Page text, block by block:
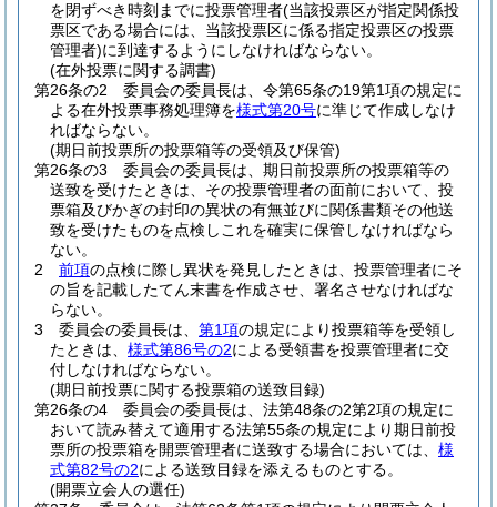
を閉ずべき時刻までに投票管理者(当該投票区が指定関係投
票区である場合には、当該投票区に係る指定投票区の投票
管理者)に到達するようにしなければならない。
(在外投票に関する調書)
第26条の2
委員会の委員長は、令第65条の19第1項の規定に
よる在外投票事務処理簿を様式第20号に準じて作成しなけ
ればならない。
(期日前投票所の投票箱等の受領及び保管)
第26条の3
委員会の委員長は、期日前投票所の投票箱等の
送致を受けたときは、その投票管理者の面前において、投
票箱及びかぎの封印の異状の有無並びに関係書類その他送
致を受けたものを点検しこれを確実に保管しなければなら
ない。
2
前項の点検に際し異状を発見したときは、投票管理者にそ
の旨を記載したてん末書を作成させ、署名させなければな
らない。
3
委員会の委員長は、 第1項の規定により投票箱等を受領し
たときは、 様式第86号の2による受領書を投票管理者に交
付しなければならない。
(期日前投票に関する投票箱の送致目録)
第26条の4
委員会の委員長は、法第48条の2第2項の規定に
おいて読み替えて適用する法第55条の規定により期日前投
票所の投票箱を開票管理者に送致する場合においては、 様
式第82号の2による送致目録を添えるものとする。
(開票立会人の選任)